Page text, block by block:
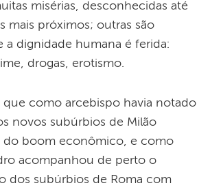
misérias, desconhecidas até
mais próximos; outras são
a dignidade humana é ferida:
drogas, erotismo.
que como arcebispo havia notado
novos subúrbios de Milão
do boom econômico, e como
acompanhou de perto o
dos subúrbios de Roma com